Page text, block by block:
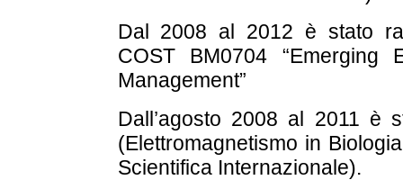
Dal 2008 al 2012 è stato
COST BM0704 “Emerging
Management”
Dall’agosto 2008 al 2011 è
(Elettromagnetismo in
Scientifica Internazionale).